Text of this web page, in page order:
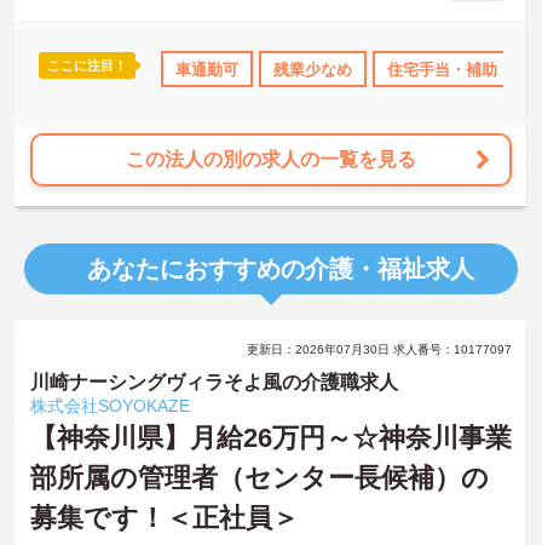
手当・補助 日勤のみ 年間休日110日以上 ブランクOK
い研修体制を通じて働きながらスキルアップを目指すことも可能で
す。年間17日のリフレッシュ休暇や定年後の再雇用制度など、長期
★おすすめPOINT★
【チーム全体で情報を共有し、一人で抱え込まずに働ける環境で
め、お客様の変化や業務連絡を細やかに把握できます。
・困った時もすぐに相談してフォローし合える体制が整っているの
で、安心して業務に取り組むことが期待できます。
・賞与年2回に加え、施設運営への貢献やチームワークを評価する特
別報酬が支給される仕組みがあります。
・目に見える形で日々の努力がしっかりと還元されることで、高い
モチベーションを保ちながら将来的な昇給を目指せます。
【自分らしいスタイルを大切にしながら、無理のないペースで働け
ます】
・清潔感と節度があれば髪色やネイルなどの制限がないため、ご自
ここに注目！ 車通勤可 残業少なめ 住宅手当・補助
この法人の別の求人の一覧を見る
あなたにおすすめの介護・福祉求人
更新日：2026年07月30日 求人番号：10177097
川崎ナーシングヴィラそよ風の介護職求人
株式会社SOYOKAZE
【神奈川県】月給26万円～☆神奈川事業
部所属の管理者（センター長候補）の
募集です！＜正社員＞